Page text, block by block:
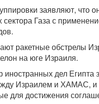
заявляют, что
сектора Газа с
ракетные обстрелы
на юге Израиля.
дел Египта
Израилем и ХАМАС, и
для достижения